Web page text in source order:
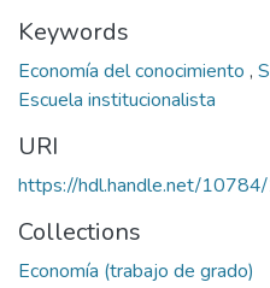
Keywords
Economía del conocimiento ,
Escuela institucionalista
URI
https://hdl.handle.net/
Collections
Economía (trabajo de grado)